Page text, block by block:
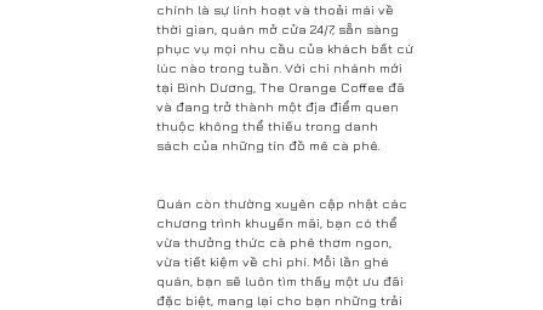
chính là sự linh hoạt và thoải mái về
thời gian, quán mở cửa 24/7, sẵn sàng
phục vụ mọi nhu cầu của khách bất cứ
lúc nào trong tuần. Với chi nhánh mới
tại Bình Dương, The Orange Coffee đã
và đang trở thành một địa điểm quen
thuộc không thể thiếu trong danh
sách của những tín đồ mê cà phê.
Quán còn thường xuyên cập nhật các
chương trình khuyến mãi, bạn có thể
vừa thưởng thức cà phê thơm ngon,
vừa tiết kiệm về chi phí. Mỗi lần ghé
quán, bạn sẽ luôn tìm thấy một ưu đãi
đặc biệt, mang lại cho bạn những trải